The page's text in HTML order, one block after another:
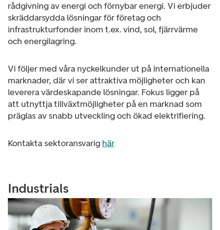
rådgivning av energi och förnybar energi. Vi erbjuder
skräddarsydda lösningar för företag och
infrastrukturfonder inom t.ex. vind, sol, fjärrvärme
och energilagring.
Vi följer med våra nyckelkunder ut på internationella
marknader, där vi ser attraktiva möjligheter och kan
leverera värdeskapande lösningar. Fokus ligger på
att utnyttja tillväxtmöjligheter på en marknad som
präglas av snabb utveckling och ökad elektrifiering.
Kontakta sektoransvarig här
Industrials